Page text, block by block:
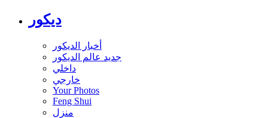
ديكور
أخبار الديكور
جديد عالم الديكور
داخلي
خارجي
Your Photos
Feng Shui
منزل